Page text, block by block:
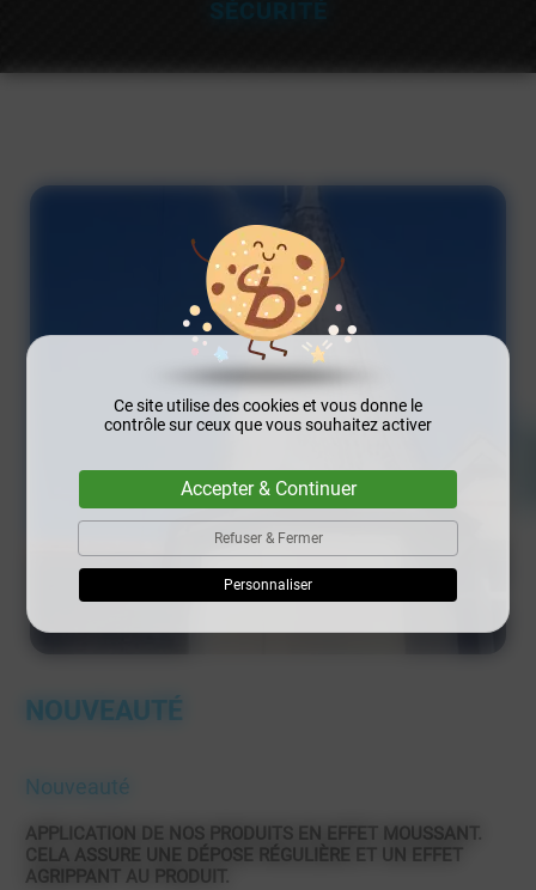
Ce site utilise des cookies et vous donne le
contrôle sur ceux que vous souhaitez activer
Accepter & Continuer
Refuser & Fermer
Personnaliser
NOUVEAUTÉ
Nouveauté
APPLICATION DE NOS PRODUITS EN EFFET MOUSSANT.
CELA ASSURE UNE DÉPOSE RÉGULIÈRE ET UN EFFET
AGRIPPANT AU PRODUIT.